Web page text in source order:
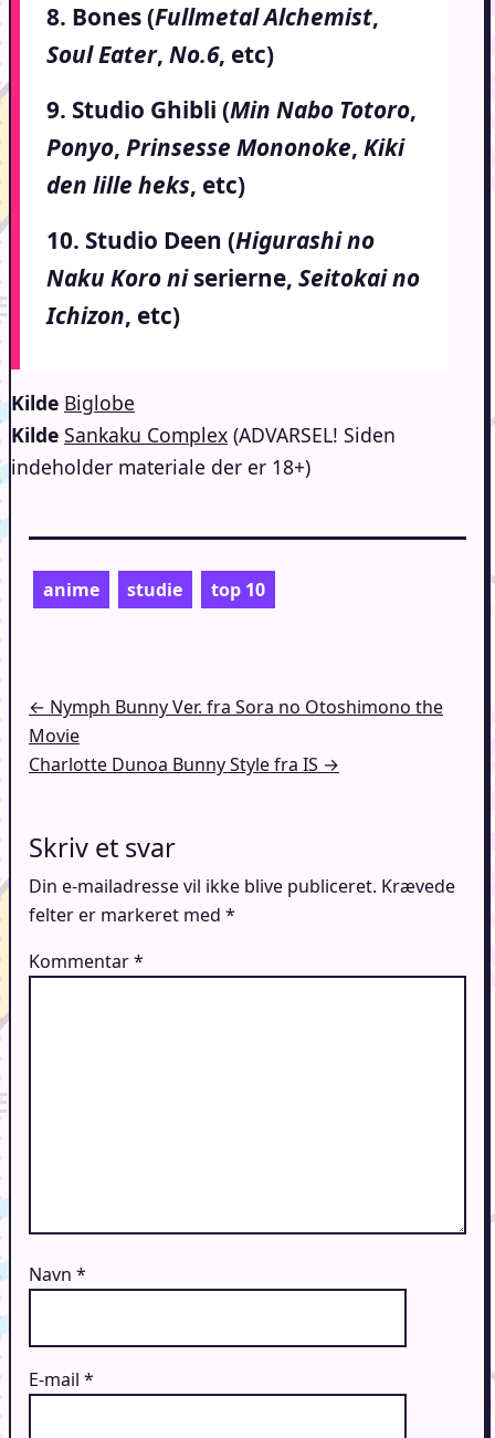
8. Bones (Fullmetal Alchemist,
Soul Eater, No.6, etc)
9. Studio Ghibli (Min Nabo Totoro,
Ponyo, Prinsesse Mononoke, Kiki
den lille heks, etc)
10. Studio Deen (Higurashi no
Naku Koro niserierne, Seitokai no
Ichizon, etc)
Kilde Biglobe
Kilde Sankaku Complex (ADVARSEL! Siden
indeholder materiale der er 18+)
anime studie top 10
Indlægsnavigation
← Nymph Bunny Ver. fra Sora no Otoshimono the
Movie
Charlotte Dunoa Bunny Style fra IS →
Skriv et svar
Din e-mailadresse vil ikke blive publiceret. Krævede
felter er markeret med *
Kommentar*
Navn *
E-mail *